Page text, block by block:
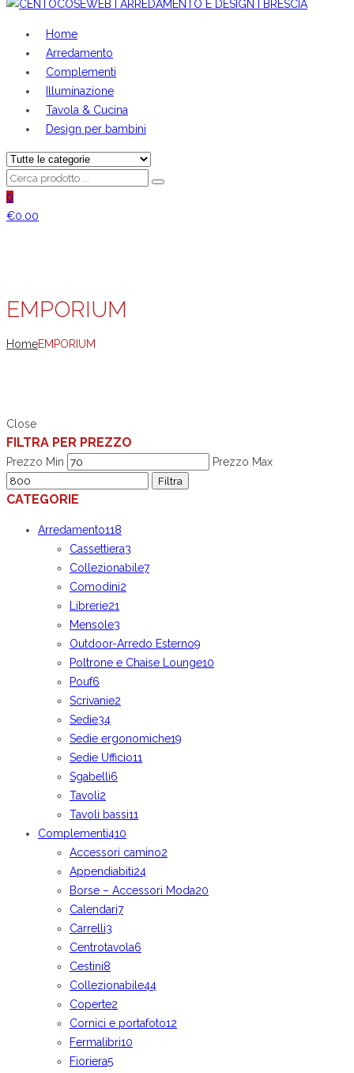
Home
Arredamento
Complementi
Illuminazione
Tavola & Cucina
Design per bambini
0
€0.00
EMPORIUM
HomeEMPORIUM
Close
FILTRA PER PREZZO
Prezzo Min
Prezzo Max
Filtra
CATEGORIE
Arredamento118
Cassettiera3
Collezionabile7
Comodini2
Librerie21
Mensole3
Outdoor-Arredo Esterno9
Poltrone e Chaise Lounge10
Pouf6
Scrivanie2
Sedie34
Sedie ergonomiche19
Sedie Ufficio11
Sgabelli6
Tavoli2
Tavoli bassi11
Complementi410
Accessori camino2
Appendiabiti24
Borse – Accessori Moda20
Calendari7
Carrelli3
Centrotavola6
Cestini8
Collezionabile44
Coperte2
Cornici e portafoto12
Fermalibri10
Fioriera5